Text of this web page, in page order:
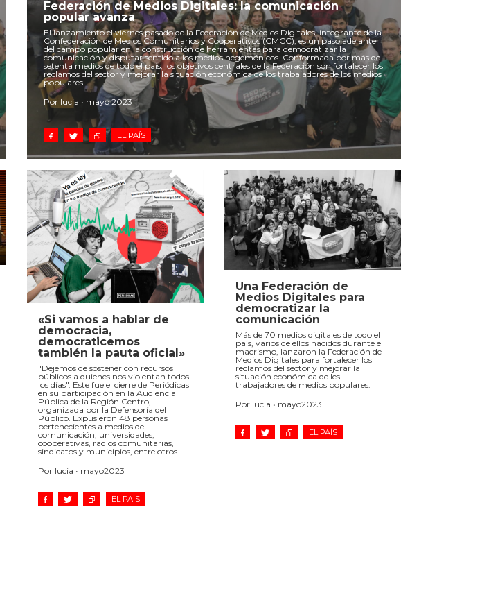
Federación de Medios Digitales: la comunicación
popular avanza
El lanzamiento el viernes pasado de la Federación de Medios Digitales, integrante de la
Confederación de Medios Comunitarios y Cooperativos (CMCC), es un paso adelante
del campo popular en la construcción de herramientas para democratizar la
comunicación y disputar sentido a los medios hegemónicos. Conformada por más de
setenta medios de todo el país, los objetivos centrales de la Federación son fortalecer los
reclamos del sector y mejorar la situación económica de los trabajadores de los medios
populares.
Por lucia • mayo 2023
EL PAÍS
«Si vamos a hablar de
democracia,
democraticemos
también la pauta oficial»
"Dejemos de sostener con recursos
públicos a quienes nos violentan todos
los días". Este fue el cierre de Periódicas
en su participación en la Audiencia
Pública de la Región Centro,
organizada por la Defensoría del
Público. Expusieron 48 personas
pertenecientes a medios de
comunicación, universidades,
cooperativas, radios comunitarias,
sindicatos y municipios, entre otros.
Por lucia • mayo2023
EL PAÍS
Una Federación de
Medios Digitales para
democratizar la
comunicación
Más de 70 medios digitales de todo el
país, varios de ellos nacidos durante el
macrismo, lanzaron la Federación de
Medios Digitales para fortalecer los
reclamos del sector y mejorar la
situación económica de les
trabajadores de medios populares.
Por lucia • mayo2023
EL PAÍS